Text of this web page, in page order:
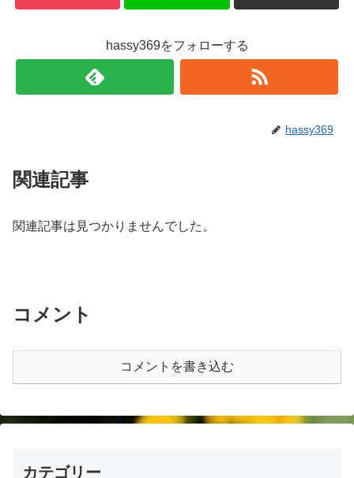
hassy369をフォローする
hassy369
関連記事
関連記事は見つかりませんでした。
コメント
コメントを書き込む
カテゴリー